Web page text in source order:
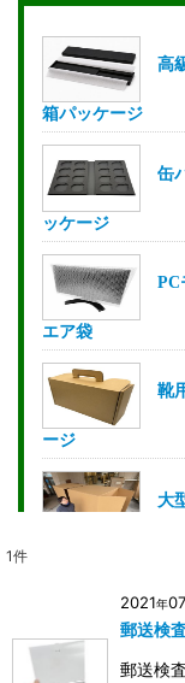
1件
2021年07
郵送検
郵送検